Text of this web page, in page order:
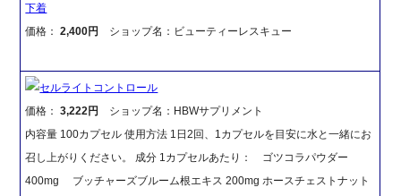
下着
価格：2,400円 ショップ名：ビューティーレスキュー
セルライトコントロール
価格：3,222円
ショップ名：HBWサプリメント
内容量 100カプセル 使用方法 1日2回、1カプセルを目安に水と一緒にお
召し上がりください。 成分 1カプセルあたり： ゴツコラパウダー
400mg ブッチャーズブルーム根エキス 200mg ホースチェストナット